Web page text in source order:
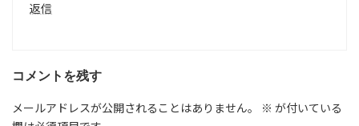
返信
コメントを残す
メールアドレスが公開されることはありません。 ※ が付いている